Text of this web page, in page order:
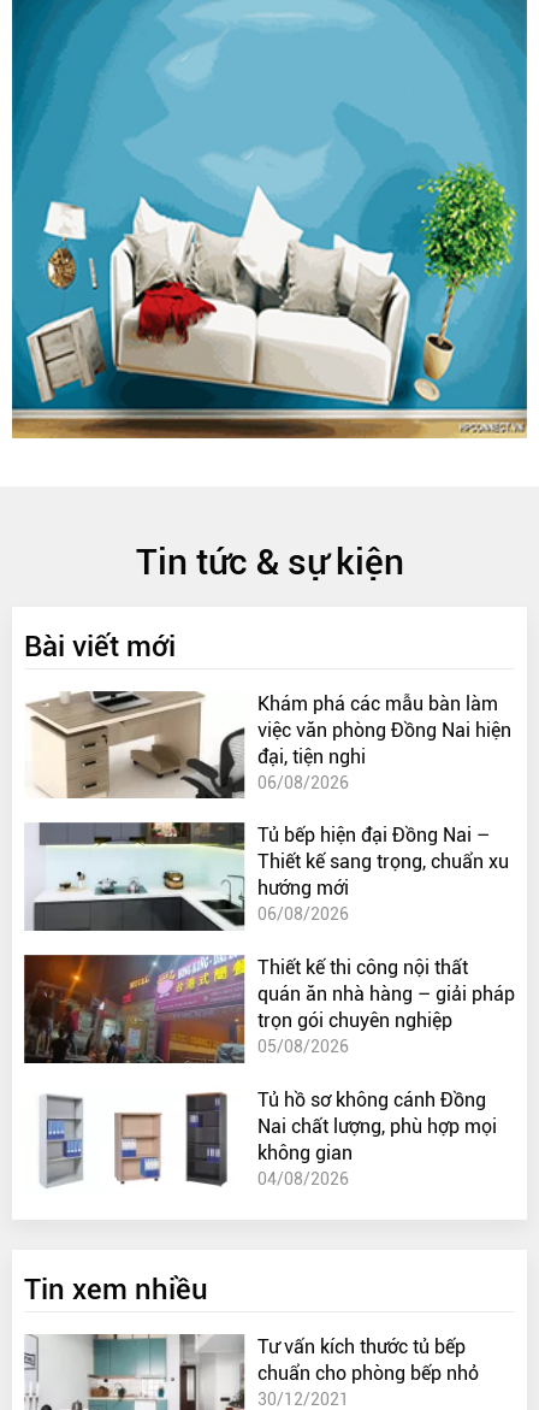
Tin tức & sự kiện
Bài viết mới
Khám phá các mẫu bàn làm
việc văn phòng Đồng Nai hiện
đại, tiện nghi
06/08/2026
Tủ bếp hiện đại Đồng Nai –
Thiết kế sang trọng, chuẩn xu
hướng mới
06/08/2026
Thiết kế thi công nội thất
quán ăn nhà hàng – giải pháp
trọn gói chuyên nghiệp
05/08/2026
Tủ hồ sơ không cánh Đồng
Nai chất lượng, phù hợp mọi
không gian
04/08/2026
Tin xem nhiều
Tư vấn kích thước tủ bếp
chuẩn cho phòng bếp nhỏ
30/12/2021